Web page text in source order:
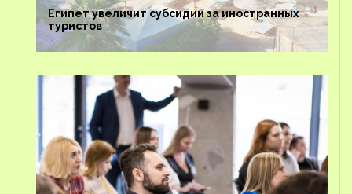
Египет увеличит субсидии за иностранных
туристов